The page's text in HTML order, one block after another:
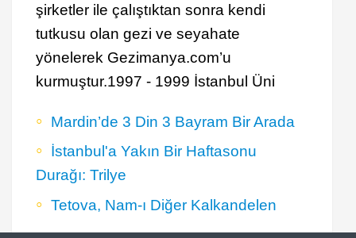
şirketler ile çalıştıktan sonra kendi
tutkusu olan gezi ve seyahate
yönelerek Gezimanya.com’u
kurmuştur.1997 - 1999 İstanbul Üni
Mardin’de 3 Din 3 Bayram Bir Arada
İstanbul'a Yakın Bir Haftasonu
Durağı: Trilye
Tetova, Nam-ı Diğer Kalkandelen